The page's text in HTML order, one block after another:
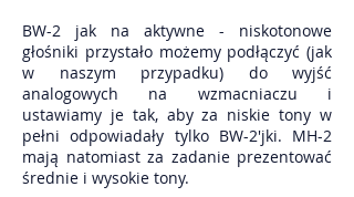
BW-2 jak na aktywne - niskotonowe
głośniki przystało możemy podłączyć (jak
w naszym przypadku) do wyjść
analogowych na wzmacniaczu i
ustawiamy je tak, aby za niskie tony w
pełni odpowiadały tylko BW-2'jki. MH-2
mają natomiast za zadanie prezentować
średnie i wysokie tony.